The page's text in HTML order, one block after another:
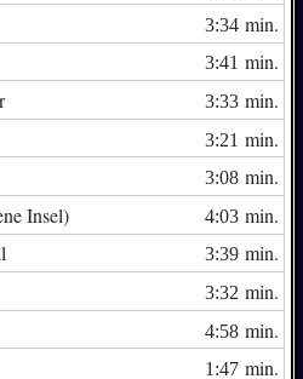
3:34min.
3:41 min.
3:33min.
3:21 min.
3:08min.
Insel) 4:03min.
3:39min.
3:32 min.
4:58min.
1:47min.